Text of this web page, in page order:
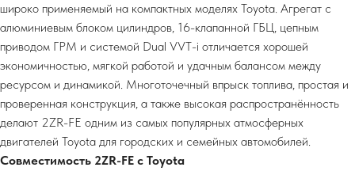
широко применяемый на компактных моделях Toyota. Агрегат с
алюминиевым блоком цилиндров, 16-клапанной ГБЦ, цепным
приводом ГРМ и системой Dual VVT-i отличается хорошей
экономичностью, мягкой работой и удачным балансом между
ресурсом и динамикой. Многоточечный впрыск топлива, простая и
проверенная конструкция, а также высокая распространённость
делают 2ZR-FE одним из самых популярных атмосферных
двигателей Toyota для городских и семейных автомобилей.
Совместимость 2ZR-FE с Toyota